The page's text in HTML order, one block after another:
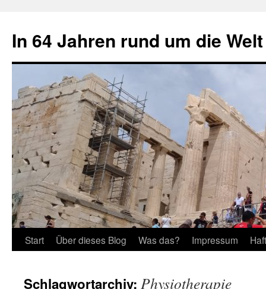
springen
In 64 Jahren rund um die Welt
Start Über dieses Blog Was das? Impressum
Schlagwortarchiv: Physiotherapie